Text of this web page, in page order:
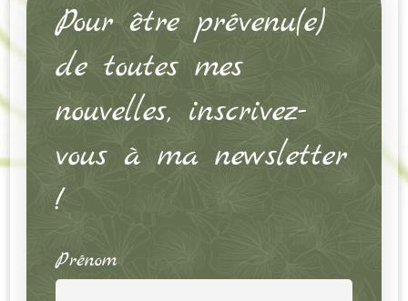
Pour être prévenu(e)
de toutes mes
nouvelles, inscrivez-
vous à ma newsletter
!
Prénom